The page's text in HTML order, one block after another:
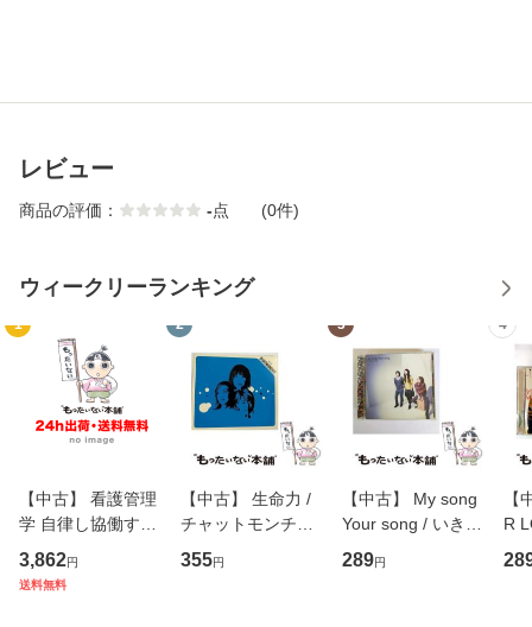
レビュー
商品の評価： -点 (0件)
ウィークリーランキング
1
【中古】 看護管理
学 自律し協働する
専門職の看護マネ
ジメントスキル 改
3,862円
送料無料
2
【中古】 生命力 /
チャットモンチー /
キューンレコード
[CD]【メール便送
355円
3
【中古】 My song
Your song / いきも
のがかり / [CD]
【メール便送料無
289円
4
【
R
産